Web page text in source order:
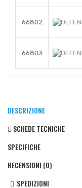
66802
66803
DESCRIZIONE
SCHEDE TECNICHE
SPECIFICHE
RECENSIONI (0)
SPEDIZIONI